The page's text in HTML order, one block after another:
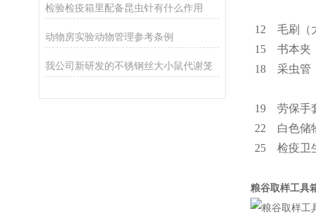
检验检疫箱里配备昆虫针有什么作用
动物房实验动物管理参考条例
我公司新研发的不锈钢丝大小鼠代谢笼
12
毛刷（
15
书本夹
18
采虫管
19
劳保手
22
白色储
25
检疫卫
粮谷取样工具